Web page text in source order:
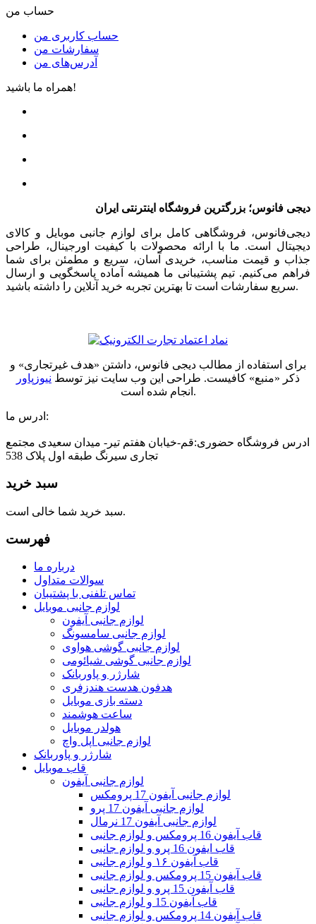
حساب من
حساب کاربری من
سفارشات من
آدرس‌های من
همراه ما باشید!
دیجی فانوس؛ بزرگترین فروشگاه اینترنتی ایران
دیجی‌فانوس، فروشگاهی کامل برای لوازم جانبی موبایل و کالای
دیجیتال است. ما با ارائه محصولات با کیفیت اورجینال، طراحی
جذاب و قیمت مناسب، خریدی آسان، سریع و مطمئن برای شما
فراهم می‌کنیم. تیم پشتیبانی ما همیشه آماده پاسخگویی و ارسال
سریع سفارشات است تا بهترین تجربه خرید آنلاین را داشته باشید.
برای استفاده از مطالب دیجی فانوس، داشتن «هدف غیرتجاری» و
ذکر «منبع» کافیست. طراحی این وب سایت نیز توسط نیوزپاور
انجام شده است.
ادرس ما:
ادرس فروشگاه حضوری:قم-خیابان هفتم تیر- میدان سعیدی مجتمع
تجاری سیرنگ طبقه اول پلاک 538
سبد خرید
سبد خرید شما خالی است.
فهرست
درباره ما
سوالات متداول
تماس تلفنی با پشتیبان
لوازم جانبی موبایل
لوازم جانبی آیفون
لوازم جانبی سامسونگ
لوازم جانبی گوشی هواوی
لوازم جانبی گوشی شیائومی
شارژر و پاوربانک
هدفون هدست هندزفری
دسته بازی موبایل
ساعت هوشمند
هولدر موبایل
لوازم جانبی اپل واچ
شارژر و پاوربانک
قاب موبایل
لوازم جانبی آیفون
لوازم جانبی آیفون 17 پرومکس
لوازم جانبی آیفون 17 پرو
لوازم جانبی آیفون 17 نرمال
قاب آیفون 16 پرومکس و لوازم جانبی
قاب ایفون 16 پرو و لوازم جانبی
قاب آیفون ۱۶ و لوازم جانبی
قاب آیفون 15 پرومکس و لوازم جانبی
قاب آیفون 15 پرو و لوازم جانبی
قاب آیفون 15 و لوازم جانبی
قاب آیفون 14 پرومکس و لوازم جانبی